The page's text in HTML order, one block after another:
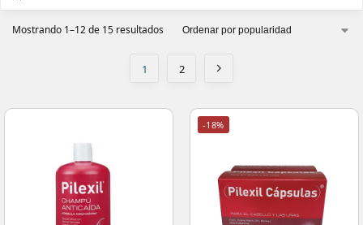
Mostrando 1–12 de 15 resultados
1 2
-18%